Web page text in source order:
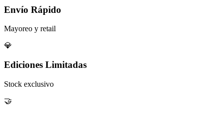
Envío Rápido
Mayoreo y retail
💎
Ediciones Limitadas
Stock exclusivo
🤝